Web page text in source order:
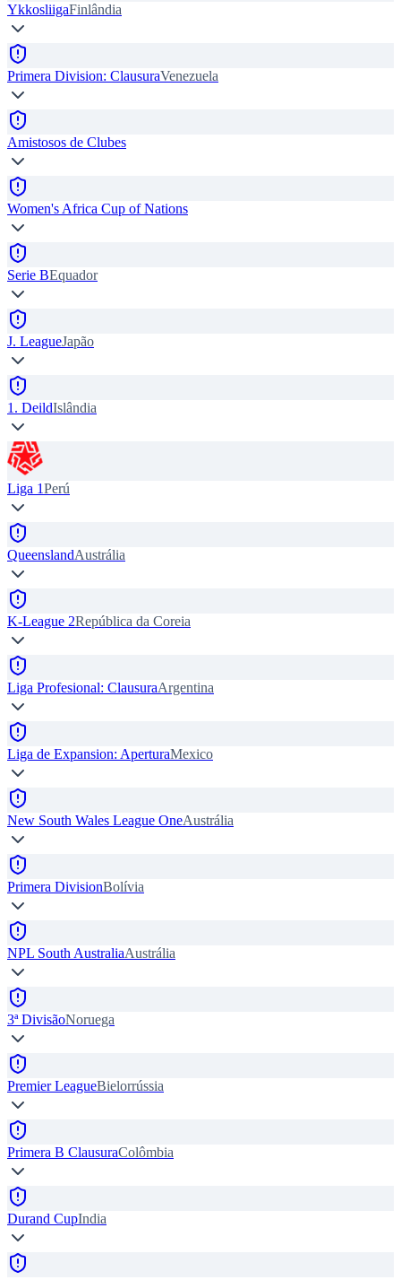
YkkosliigaFinlândia
Primera Division: ClausuraVenezuela
Amistosos de Clubes
Women's Africa Cup of Nations
Serie BEquador
J. LeagueJapão
1. DeildIslândia
Liga 1Perú
QueenslandAustrália
K-League 2República da Coreia
Liga Profesional: ClausuraArgentina
Liga de Expansion: AperturaMexico
New South Wales League OneAustrália
Primera DivisionBolívia
NPL South AustraliaAustrália
3ª DivisãoNoruega
Premier LeagueBielorrússia
Primera B ClausuraColômbia
Durand CupIndia